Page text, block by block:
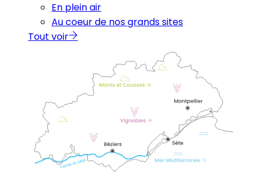
En plein air
Au coeur de nos grands sites
Tout voir